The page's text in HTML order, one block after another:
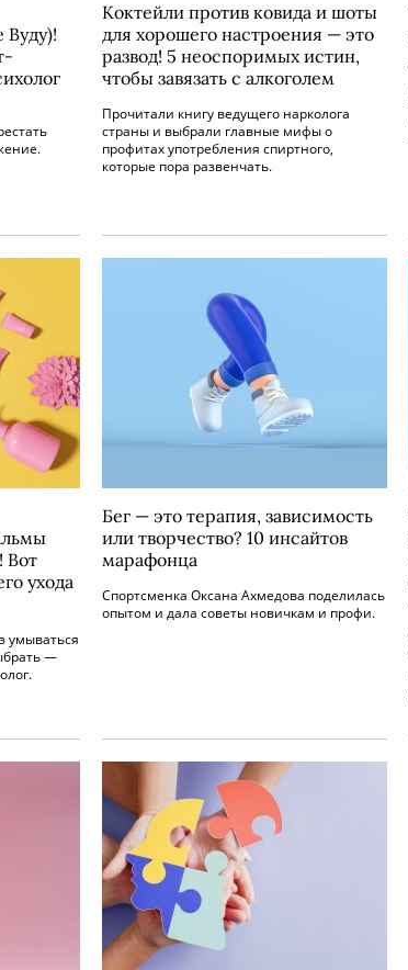
Вуду)!
Коктейли против ковида и шоты
для хорошего настроения — это
развод! 5 неоспоримых истин,
чтобы завязать с алкоголем
Прочитали книгу ведущего нарколога
страны и выбрали главные мифы о
профитах употребления спиртного,
которые пора развенчать.
Вот
ухода
умываться
—
Бег — это терапия, зависимость
или творчество? 10 инсайтов
марафонца
Спортсменка Оксана Ахмедова поделилась
опытом и дала советы новичкам и профи.